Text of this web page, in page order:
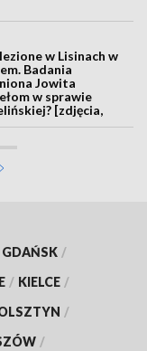
w Lisinach w
Badania
Jowita
w sprawie
[zdjęcia,
GDAŃSK /
/ KIELCE /
/
/